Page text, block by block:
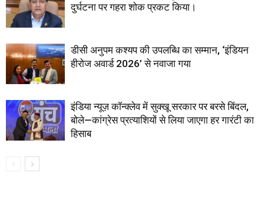
दुर्घटना पर गहरा शोक प्रकट किया।
डीसी अनुपम कश्यप की उपलब्धि का सम्मान, ‘इंडियन
हीरोज अवार्ड 2026’ से नवाजा गया
इंडिया न्यूज़ कॉन्क्लेव में सुक्खू सरकार पर बरसे बिंदल,
बोले—कांग्रेस प्रत्याशियों से लिया जाएगा हर गारंटी का
हिसाब